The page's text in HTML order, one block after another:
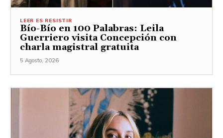
LEER ES RESISTIR
Bío-Bío en 100 Palabras: Leila
Guerriero visita Concepción con
charla magistral gratuita
5 Agosto, 2026